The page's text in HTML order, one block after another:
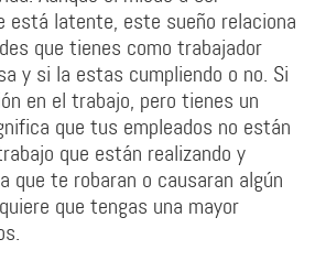
está latente, este sueño relaciona
que tienes como trabajador
y si la estas cumpliendo o no. Si
en el trabajo, pero tienes un
que tus empleados no están
que están realizando y
que te robaran o causaran algún
que tengas una mayor